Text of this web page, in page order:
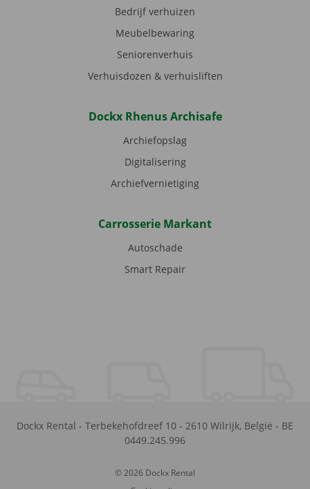
Bedrijf verhuizen
Meubelbewaring
Seniorenverhuis
Verhuisdozen & verhuisliften
Dockx Rhenus Archisafe
Archiefopslag
Digitalisering
Archiefvernietiging
Carrosserie Markant
Autoschade
Smart Repair
Dockx Rental - Terbekehofdreef 10 - 2610 Wilrijk, België - BE
0449.245.996
© 2026 Dockx Rental